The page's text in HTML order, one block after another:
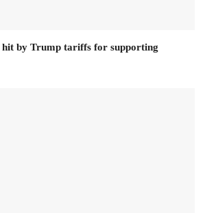
hit by Trump tariffs for supporting